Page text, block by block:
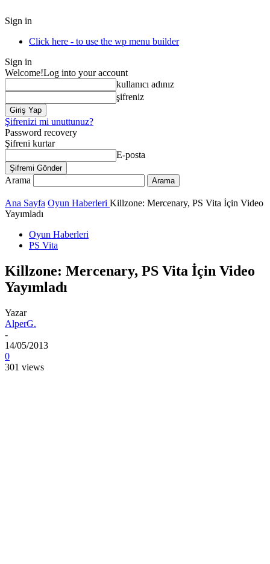
Sign in
Click here - to use the wp menu builder
Sign in
Welcome!Log into your account
kullanıcı adınız
şifreniz
Şifrenizi mi unuttunuz?
Password recovery
Şifreni kurtar
E-posta
Arama
Ana Sayfa Oyun Haberleri Killzone: Mercenary, PS Vita İçin Video
Yayımladı
Oyun Haberleri
PS Vita
Killzone: Mercenary, PS Vita İçin Video
Yayımladı
Yazar
AlperG.
-
14/05/2013
0
301 views